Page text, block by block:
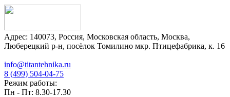
Адрес: 140073, Россия, Московская область, Москва,
Люберецкий р-н, посёлок Томилино мкр. Птицефабрика, к. 16
info@titantehnika.ru
8 (499) 504-04-75
Режим работы:
Пн - Пт: 8.30-17.30